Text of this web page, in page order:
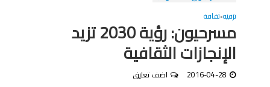
ترفيه•ثقافة
مسرحيون: رؤية 2030 تزيد
الإنجازات الثقافية
2016-04-28 اضف تعليق